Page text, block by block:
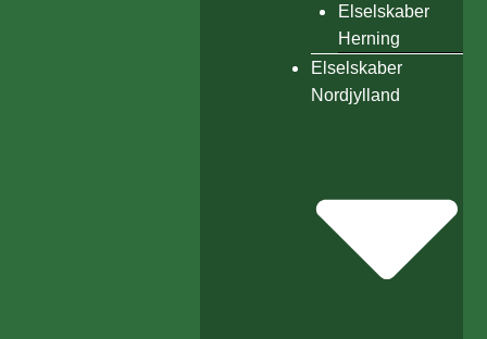
Elselskaber
Herning
Elselskaber
Nordjylland